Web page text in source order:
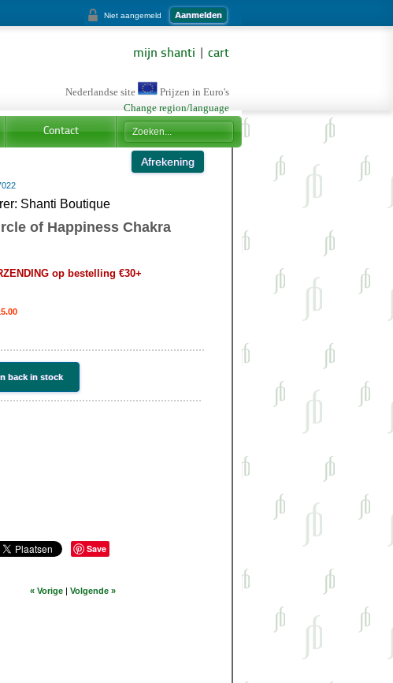
Niet aangemeld Aanmelden
mijn shanti cart
Nederlandse site
Prijzen in Euro's
Change region/language
Contact
Shanti Boutique
of Happiness Chakra
op bestelling €30+
back in stock
Save
« Vorige| Volgende »